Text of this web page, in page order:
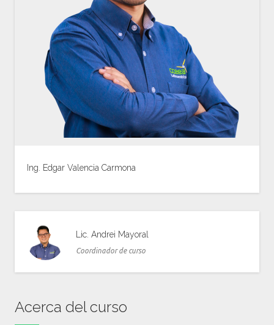
Ing. Edgar Valencia Carmona
Lic. Andrei Mayoral
Coordinador de curso
Acerca del curso